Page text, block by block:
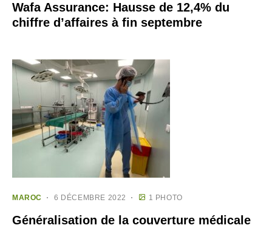
Wafa Assurance: Hausse de 12,4% du
chiffre d’affaires à fin septembre
MAROC 6 DÉCEMBRE 2022 1 PHOTO
Généralisation de la couverture médicale